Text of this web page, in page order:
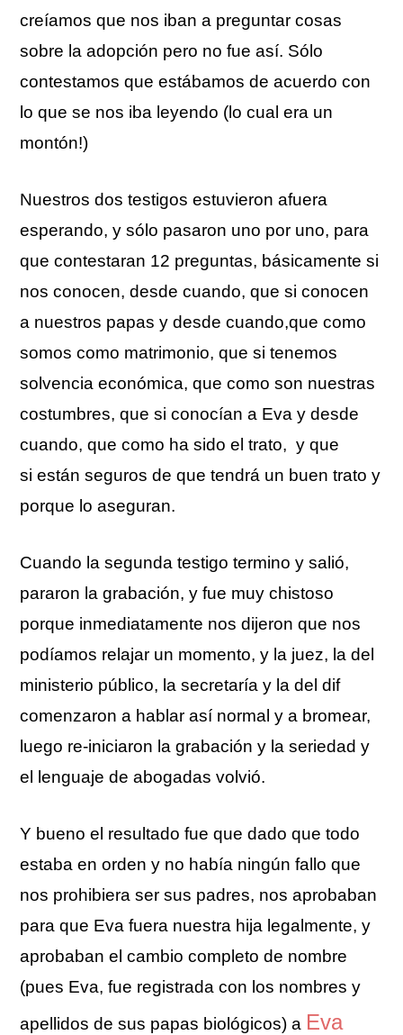
creíamos que nos iban a preguntar cosas
sobre la adopción pero no fue así. Sólo
contestamos que estábamos de acuerdo con
lo que se nos iba leyendo (lo cual era un
montón!)
Nuestros dos testigos estuvieron afuera
esperando, y sólo pasaron uno por uno, para
que contestaran 12 preguntas, básicamente si
nos conocen, desde cuando, que si conocen
a nuestros papas y desde cuando,que como
somos como matrimonio, que si tenemos
solvencia económica, que como son nuestras
costumbres, que si conocían a Eva y desde
cuando, que como ha sido el trato, y que
si están seguros de que tendrá un buen trato y
porque lo aseguran.
Cuando la segunda testigo termino y salió,
pararon la grabación, y fue muy chistoso
porque inmediatamente nos dijeron que nos
podíamos relajar un momento, y la juez, la del
ministerio público, la secretaría y la del dif
comenzaron a hablar así normal y a bromear,
luego re-iniciaron la grabación y la seriedad y
el lenguaje de abogadas volvió.
Y bueno el resultado fue que dado que todo
estaba en orden y no había ningún fallo que
nos prohibiera ser sus padres, nos aprobaban
para que Eva fuera nuestra hija legalmente, y
aprobaban el cambio completo de nombre
(pues Eva, fue registrada con los nombres y
apellidos de sus papas biológicos) a Eva